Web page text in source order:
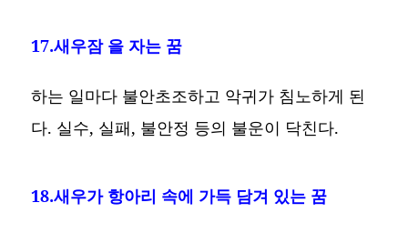
17.새우잠 을 자는 꿈
하는 일마다 불안초조하고 악귀가 침노하게 된
다. 실수, 실패, 불안정 등의 불운이 닥친다.
18.새우가 항아리 속에 가득 담겨 있는 꿈